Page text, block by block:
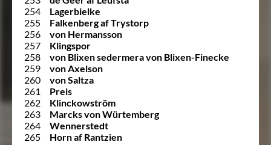
254
Lagerbielke
255
Falkenberg af Trystorp
256
von Hermansson
257
Klingspor
258
von Blixen sedermera von Blixen-Finecke
259
von Axelson
260
von Saltza
261
Preis
262
Klinckowström
263
Marcks von Würtemberg
264
Wennerstedt
265
Horn af Rantzien